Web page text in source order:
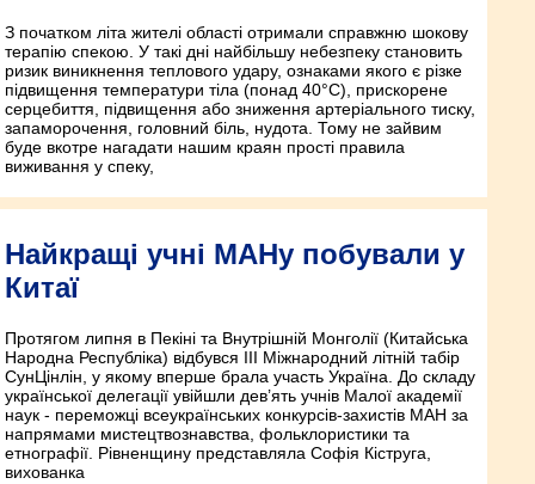
З початком літа жителі області отримали справжню шокову
терапію спекою. У такі дні найбільшу небезпеку становить
ризик виникнення теплового удару, ознаками якого є різке
підвищення температури тіла (понад 40°C), прискорене
серцебиття, підвищення або зниження артеріального тиску,
запаморочення, головний біль, нудота. Тому не зайвим
буде вкотре нагадати нашим краян прості правила
виживання у спеку,
Найкращі учні МАНу побували у
Китаї
Протягом липня в Пекіні та Внутрішній Монголії (Китайська
Народна Республіка) відбувся ІІІ Міжнародний літній табір
СунЦінлін, у якому вперше брала участь Україна. До складу
української делегації увійшли дев’ять учнів Малої академії
наук - переможці всеукраїнських конкурсів-захистів МАН за
напрямами мистецтвознавства, фольклористики та
етнографії. Рівненщину представляла Софія Кіструга,
вихованка